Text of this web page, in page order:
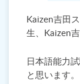
Kaizen吉田
生、Kaizen
日本語能力
と思います